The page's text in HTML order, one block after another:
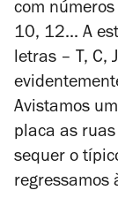
com
10, 12... A
letras – T, C,
Avistamos
placa as
sequer o
regressamos